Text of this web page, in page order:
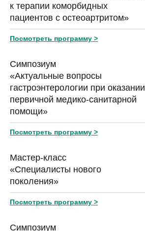
к терапии коморбидных
пациентов с остеоартритом»
Посмотреть программу >
Симпозиум
«Актуальные вопросы
гастроэнтерологии при оказании
первичной медико-санитарной
помощи»
Посмотреть программу >
Мастер-класс
«Специалисты нового
поколения»
Посмотреть программу >
Симпозиум